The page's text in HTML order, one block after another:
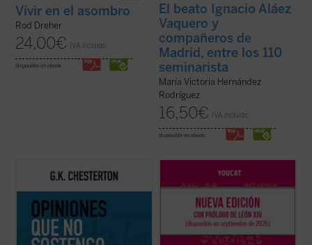
Vivir en el asombro
Rod Dreher
24,00€ IVA incluido
disponible en ebook:
El beato Ignacio Aláez
Vaquero y
compañeros de
Madrid, entre los 110
seminarista
María Victoria Hernández
Rodríguez
16,50€ IVA incluido
disponible en ebook:
Esta publicación contiene artículos
dedicados a temas habituales como la
implicación en casos de corrupción del
gobierno británico marcó una diferencia en
(ver ficha)
Basado en casi mil preguntas de jóvenes
sacerdotes, matrimonios y teólogos, este
libro acompaña a la pareja antes, durante y
después de la preparación matrimonial,
ayudándola a reflexionar, ...(ver ficha)